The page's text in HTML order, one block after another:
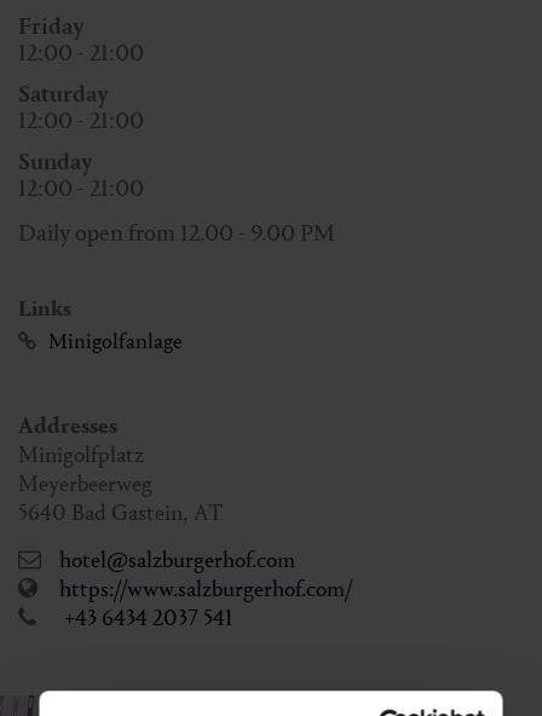
Friday
12:00 - 21:00
Saturday
12:00 - 21:00
Sunday
12:00 - 21:00
Daily open from 12.00 - 9.00 PM
Links
Minigolfanlage
Addresses
Minigolfplatz
Meyerbeerweg
5640 Bad Gastein, AT
hotel@salzburgerhof.com
https://www.salzburgerhof.com/
+43 6434 2037 541